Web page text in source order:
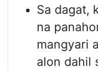
Sa dagat,
na
mangyari
alon dahil